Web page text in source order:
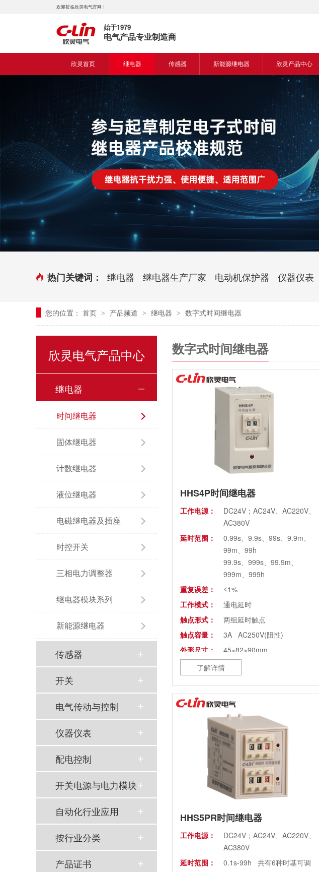
欢迎莅临欣灵电气官网！
始于1979
电气产品专业制造商
欣灵首页 继电器
时间继电器
固体继电器
计数继电器
液位继电器
电磁继电器及插座
时控开关
新能源继电器
传感器
光电开关
编码器
热电偶
热电阻
新能源继电器
新能源直流继电器
欣灵产品中心
传感器
电气传动与控制
仪器仪表
开关
配电控制
热门关键词： 继电器 继电器生产厂家 电动机保护器 仪器仪表
您的位置： 首页 > 产品频道 > 继电器 > 数字式时间继电器
数字式时间继电器
HHS4P时间继电器
工作电源：
DC24V；AC24V、AC220V、
AC380V
延时范围：
0.99s、9.9s、99s、9.9m、
99m、99h
99.9s、999s、99.9m、
999m、999h
重复误差：
≤1%
工作模式：
通电延时
触点形式：
两组延时触点
触点容量：
3A AC250V(阻性)
外形尺寸：
45×82×90mm
开孔尺寸：
56-2×Φ4.5mm
了解详情
HHS5PR时间继电器
工作电源：
DC24V；AC24V、AC220V、
AC380V
延时范围：
0.1s-99h 共有6种时基可调
欣灵电气产品中心
继电器
时间继电器
固体继电器
计数继电器
液位继电器
电磁继电器及插座
时控开关
三相电力调整器
继电器模块系列
新能源继电器
传感器
开关
电气传动与控制
仪器仪表
配电控制
开关电源与电力模块
自动化行业应用
按行业分类
产品证书
以母爱为名丨执扇寻夏 共赴一场美好花事
马上欣程 同心共跃 | 欣灵电气2026年开工大吉！